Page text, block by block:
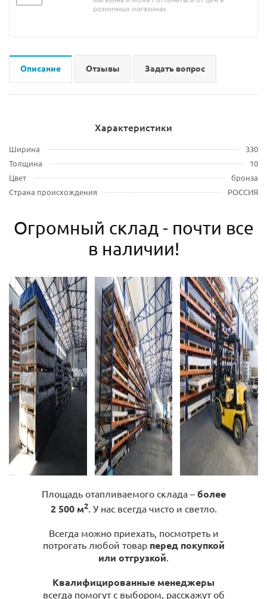
розничных магазинах
Описание Отзывы Задать вопрос
Характеристики
Ширина
330
Толщина
10
Цвет
бронза
Страна происхождения
РОССИЯ
Огромный склад - почти все
в наличии!
Площадь отапливаемого склада – более
2 500 м2. У нас всегда чисто и светло.
Всегда можно приехать, посмотреть и
потрогать любой товар перед покупкой
или отгрузкой.
Квалифицированные менеджеры
всегда помогут с выбором, расскажут об